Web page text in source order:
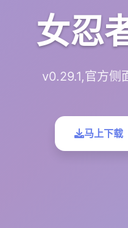
女忍
v0.29.1,官方侧
马上下载